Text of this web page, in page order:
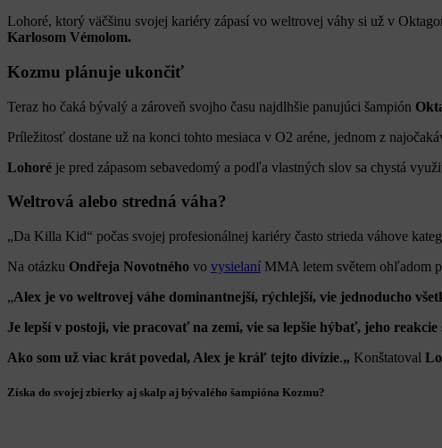
Lohoré, ktorý väčšinu svojej kariéry zápasí vo weltrovej váhy si už v
Karlosom Vémolom.
Kozmu plánuje ukončiť
Teraz ho čaká bývalý a zároveň svojho času najdlhšie panujúci šampión
Príležitosť dostane už na konci tohto mesiaca v O2 aréne, jednom z
Lohoré je pred zápasom sebavedomý a podľa vlastných slov sa chystá
Weltrová alebo stredná váha?
„Da Killa Kid“ počas svojej profesionálnej kariéry často strieda váhove
Na otázku Ondřeja Novotného vo vysielaní MMA letem světem ohľadom
„Alex je vo weltrovej váhe dominantnejší, rýchlejší, vie jednoducho
Je lepší v postoji, vie pracovať na zemi, vie sa lepšie hýbať, jeho reakcie
Ako som už viac krát povedal, Alex je kráľ tejto divízie.„ Konštatoval
Získa do svojej zbierky aj skalp aj bývalého šampióna Kozmu?